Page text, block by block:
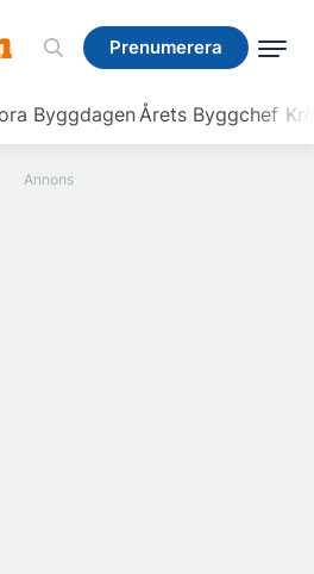
Prenumerera
ByggdagenÅrets Byggchef
Prenumerera